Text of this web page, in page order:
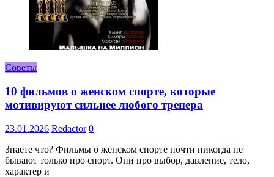
Советы
10 фильмов о женском спорте, которые
мотивируют сильнее любого тренера
23.01.2026 Redactor 0
Знаете что? Фильмы о женском спорте почти никогда не
бывают только про спорт. Они про выбор, давление, тело,
характер и